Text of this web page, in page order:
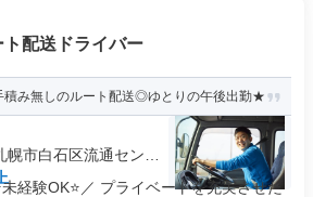
配送ドライバー
積み無しのルート配送◎ゆとりの午後出勤★
市白石区流通センタ
経験OK⭐／ プライベートを充実させた